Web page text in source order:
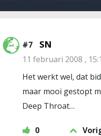
#7 SN
11 februari 2008 ,
Het werkt wel, dat
maar mooi gestopt
Deep Throat…
0